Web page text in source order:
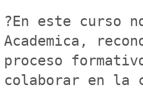
?En este curso
Academica,
proceso
colaborar en la